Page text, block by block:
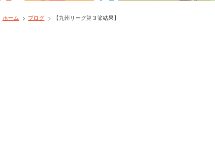
ホーム ブログ 【九州リーグ第３節結果】